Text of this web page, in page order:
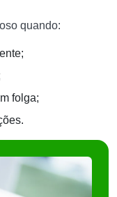
quando:
folga;